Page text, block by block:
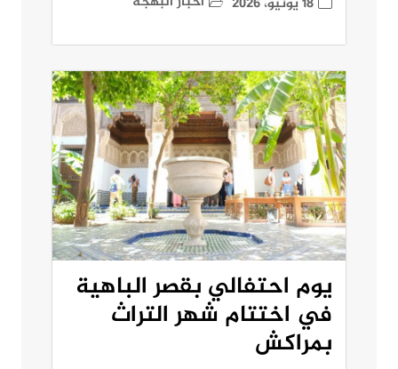
يوم احتفالي بقصر الباهية
في اختتام شهر التراث
بمراكش